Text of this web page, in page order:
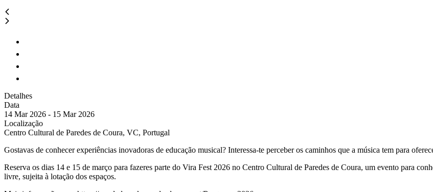
Detalhes
Data
14 Mar 2026 - 15 Mar 2026
Localização
Centro Cultural de Paredes de Coura, VC, Portugal
Gostavas de conhecer experiências inovadoras de educação musical? Interessa-te perceber os caminhos que a música tem para
Reserva os dias 14 e 15 de março para fazeres parte do Vira Fest 2026 no Centro Cultural de Paredes de Coura, um evento para
livre, sujeita à lotação dos espaços.